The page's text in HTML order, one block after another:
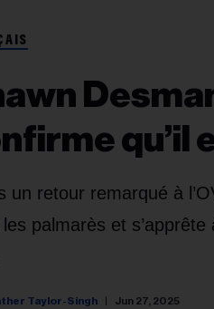
qu’il
un retour remarqué à
les palmarès et
Taylor-Singh Jun 27, 2025